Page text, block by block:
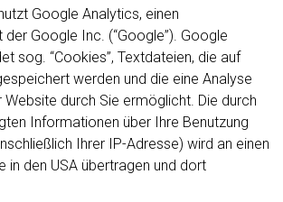
Google Analytics, einen
Google Inc. (“Google”). Google
sog. “Cookies”, Textdateien, die auf
werden und die eine Analyse
Website durch Sie ermöglicht. Die durch
Informationen über Ihre Benutzung
Ihrer IP-Adresse) wird an einen
in den USA übertragen und dort